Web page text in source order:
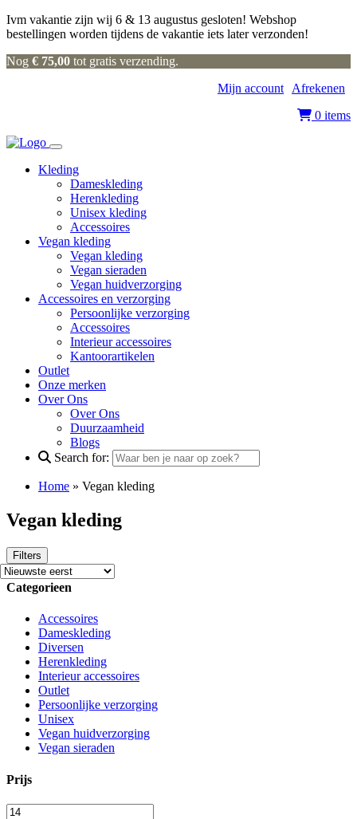
Ivm vakantie zijn wij 6 & 13 augustus gesloten! Webshop
bestellingen worden tijdens de vakantie iets later verzonden!
Nog € 75,00 tot gratis verzending.
Mijn account
Afrekenen
0 items
Kleding
Dameskleding
Herenkleding
Unisex kleding
Accessoires
Vegan kleding
Vegan kleding
Vegan sieraden
Vegan huidverzorging
Accessoires en verzorging
Persoonlijke verzorging
Accessoires
Interieur accessoires
Kantoorartikelen
Outlet
Onze merken
Over Ons
Over Ons
Duurzaamheid
Blogs
Search for:
Home » Vegan kleding
Vegan kleding
Filters
Categorieen
Accessoires
Dameskleding
Diversen
Herenkleding
Interieur accessoires
Outlet
Persoonlijke verzorging
Unisex
Vegan huidverzorging
Vegan sieraden
Prijs